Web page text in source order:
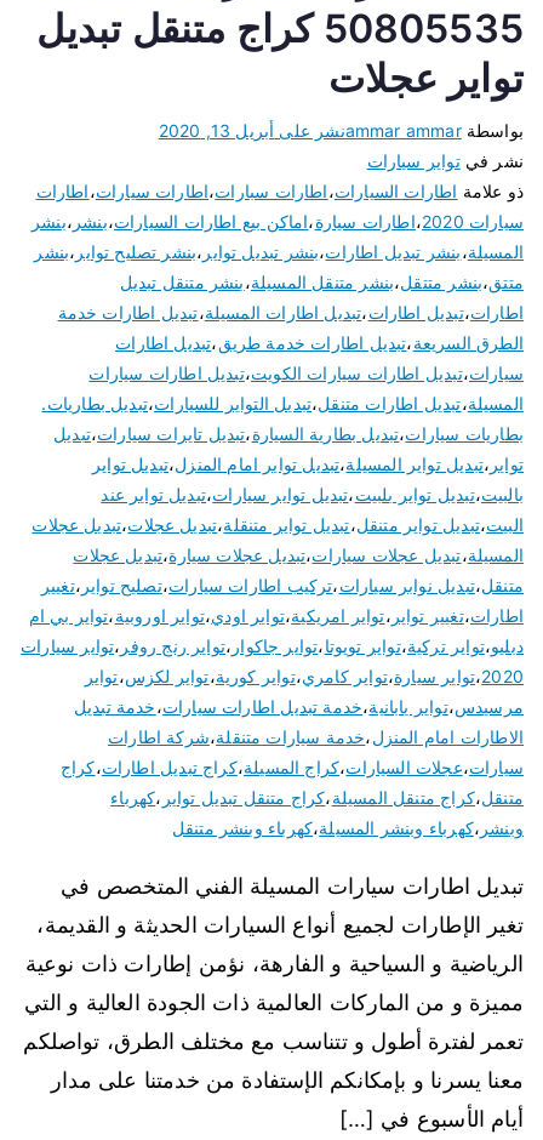
50805535 كراج متنقل تبديل
تواير عجلات
بواسطةammar ammarنشر على أبريل 13, 2020
نشر فيتواير سيارات
ذو علامة اطارات السيارات،اطارات سبارات،اطارات سيارات،اطارات
سيارات 2020
،اطارات سيارة،اماكن بيع اطارات السيارات،بنشر ،بنشر
المسيلة،بنشر تبديل اطارات،بنشر تبديل تواير ،بنشر تصليح تواير ،بنشر
متتق،بنشر متتقل،بنشر متنقل المسيلة،بنشر متنقل تبديل
اطارات،تبديل اطارات،تبديل اطارات المسيلة،تبديل اطارات خدمة
الطرق السريعة،تبديل اطارات خدمة طريق،تبديل اطارات
سيارات،تبديل اطارات سيارات الكويت،تبديل اطارات سيارات
المسيلة،تبديل اطارات متنقل،تبديل التواير للسيارات،تبديل بطاريات.
بطاريات سيارات،تبديل بطارية السيارة،تبديل تايرات سيارات،تبديل
تواير ،تبديل تواير المسيلة،تبديل تواير امام المنزل،تبديل تواير
بالبيت،تبديل تواير بلبيت،تبديل تواير سيارات،تبديل تواير عند
البيت،تبديل تواير متنقل،تبديل تواير متنقلة،تبديل عجلات،تبديل عجلات
المسيلة،تبديل عجلات سيارات،تبديل عجلات سيارة،تبديل عجلات
متنقل،تبديل نوابر سيارات،تركيب اطارات سيارات،تصليح تواير ،تغيير
اطارات،تغيير تواير ،تواير امريكية،تواير اودي،تواير اوروبية،تواير بي ام
دبليو،تواير تركية،تواير تويوتا،تواير جاكوار ،تواير رنج روفر ،تواير سيارات
2020،تواير سيارة،تواير كامري،تواير كورية،تواير لكزس،تواير
مرسيدس،تواير يابانية،خدمة تبديل اطارات سيارات،خدمة تبديل
الاطارات امام المنزل،خدمة سيارات متنقلة،شركة اطارات
سيارات،عجلات السيارات،كراج المسيلة،كراج تبديل اطارات،كراج
متنقل،كراج متنقل المسيلة،كراج متنقل تبديل تواير ،كهرباء
وبنشر ،كهرباء وبنشر المسيلة،كهرباء وبنشر متنقل
تبديل اطارات سيارات المسيلة الفني المتخصص في
تغير الإطارات لجميع أنواع السيارات الحديثة و القديمة،
الرياضية و السياحية و الفارهة، نؤمن إطارات ذات نوعية
مميزة و من الماركات العالمية ذات الجودة العالية و التي
تعمر لفترة أطول و تتناسب مع مختلف الطرق، تواصلكم
معنا يسرنا و بإمكانكم الإستفادة من خدمتنا على مدار
أيام الأسبوع في […]